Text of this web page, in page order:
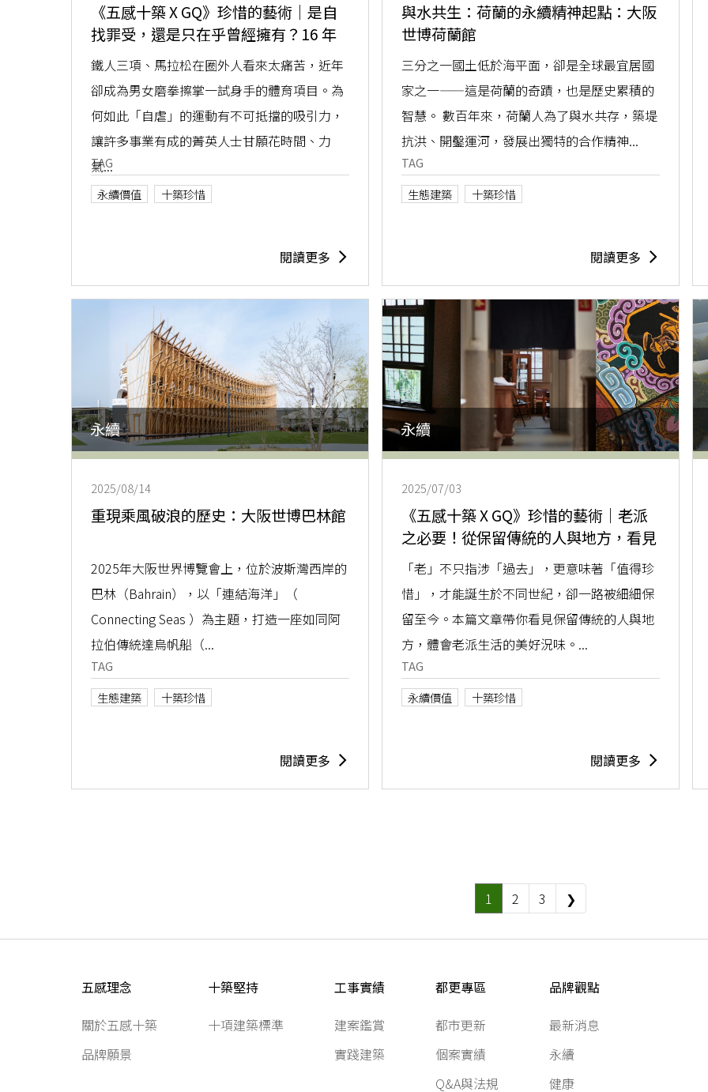
《五感十築 X GQ》珍惜的藝術｜是自
找罪受，還是只在乎曾經擁有？16 年
資歷三鐵迷 Jovi ，親解極限運動令人
難以自拔的魅力！
鐵人三項、馬拉松在圈外人看來太痛苦，近年
卻成為男女磨拳擦掌一試身手的體育項目。為
何如此「自虐」的運動有不可抵擋的吸引力，
讓許多事業有成的菁英人士甘願花時間、力
氣...
TAG
永續價值
十築珍惜
閱讀更多
與水共生：荷蘭的永續精神起點：大阪
世博荷蘭館
三分之一國土低於海平面，卻是全球最宜居國
家之一——這是荷蘭的奇蹟，也是歷史累積的
智慧。 數百年來，荷蘭人為了與水共存，築堤
抗洪、開鑿運河，發展出獨特的合作精神...
TAG
生態建築
十築珍惜
閱讀更多
永續
2025/08/14
重現乘風破浪的歷史：大阪世博巴林館
2025年大阪世界博覽會上，位於波斯灣西岸的
巴林（Bahrain），以「連結海洋」（
Connecting Seas ）為主題，打造一座如同阿
拉伯傳統達烏帆船（...
TAG
生態建築
十築珍惜
閱讀更多
永續
2025/07/03
《五感十築 X GQ》珍惜的藝術｜老派
之必要！從保留傳統的人與地方，看見
生活裡的珍惜風景
「老」不只指涉「過去」，更意味著「值得珍
惜」，才能誕生於不同世紀，卻一路被細細保
留至今。本篇文章帶你看見保留傳統的人與地
方，體會老派生活的美好況味。...
TAG
永續價值
十築珍惜
閱讀更多
1 2 3 ❯
五感理念
關於五感十築
品牌願景
十築堅持
十項建築標準
工事實績
建案鑑賞
實踐建築
都更專區
都市更新
個案實績
Q&A與法規
品牌觀點
最新消息
永續
健康